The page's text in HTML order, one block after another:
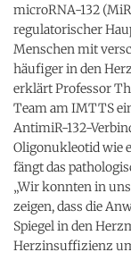
microRNA-132
regulatorischer
Menschen mit
häufiger in den
erklärt Professor
Team am IMTTS
AntimiR-132-
Oligonukleotid wie
fängt das
„Wir konnten in
zeigen, dass die
Spiegel in den
Herzinsuffizienz